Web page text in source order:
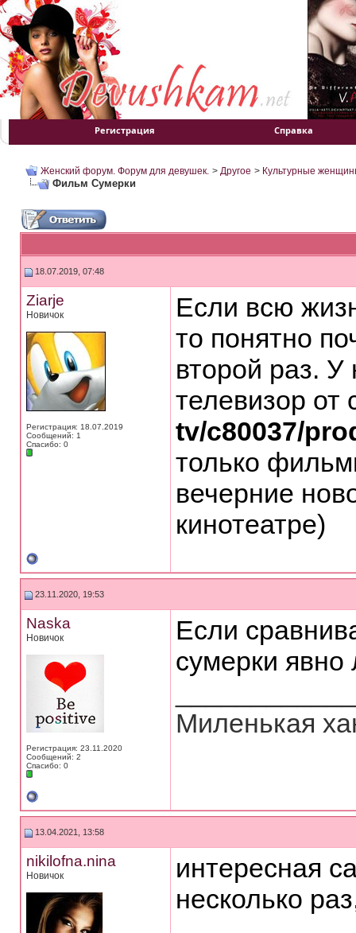
Регистрация Справка
Женский форум. Форум для девушек. > Другое > Культурные
Фильм Сумерки
18.07.2019, 07:48
Ziarje
Новичок
Регистрация: 18.07.2019
Сообщений: 1
Спасибо: 0
Если всю
то понятно
второй раз. У
телевизор от
tv/c80037/
только
вечерние
кинотеатре)
23.11.2020, 19:53
Naska
Новичок
Регистрация: 23.11.2020
Сообщений: 2
Спасибо: 0
Если
сумерки
Миленькая
13.04.2021, 13:58
nikilofna.nina
Новичок
интересная
несколько